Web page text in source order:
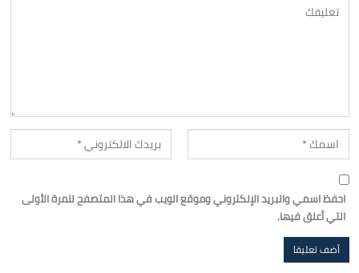
احفظ اسمي والبريد الإلكتروني وموقع الويب في هذا المتصفح للمرة الأولى
التي أعلق فيها.